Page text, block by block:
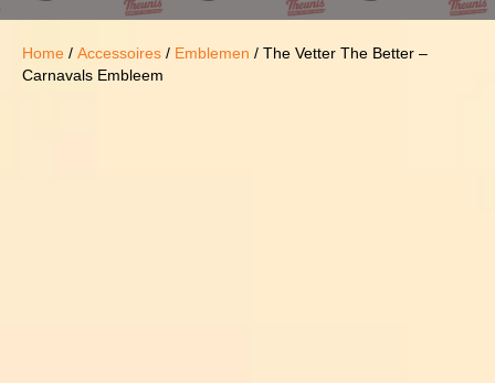
Home / Accessoires / Emblemen / The Vetter The Better –
Carnavals Embleem